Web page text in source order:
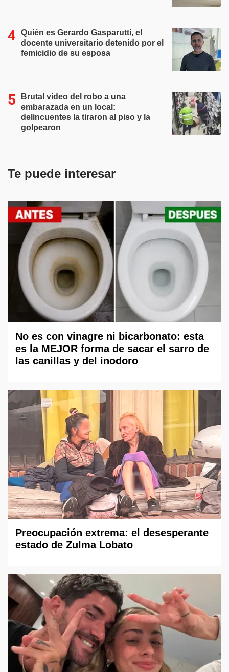
Quién es Gerardo Gasparutti, el
docente universitario detenido por el
femicidio de su esposa
Brutal video del robo a una
embarazada en un local:
delincuentes la tiraron al piso y la
golpearon
Te puede interesar
No es con vinagre ni bicarbonato: esta
es la MEJOR forma de sacar el sarro de
las canillas y del inodoro
Preocupación extrema: el desesperante
estado de Zulma Lobato